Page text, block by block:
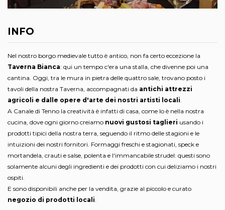
INFO
Nel nostro borgo medievale tutto è antico, non fa certo eccezione la
Taverna Bianca: qui un tempo c'era una stalla, che divenne poi una
cantina. Oggi, tra le mura in pietra delle quattro sale, trovano posto i
tavoli della nostra Taverna, accompagnati da antichi attrezzi
agricoli e dalle opere d'arte dei nostri artisti locali
A Canale di Tenno la creatività è infatti di casa, come lo è nella nostra
cucina, dove ogni giorno creiamo nuovi gustosi taglieri usando i
prodotti tipici della nostra terra, seguendo il ritmo delle stagioni e le
intuizioni dei nostri fornitori. Formaggi freschi e stagionati, speck e
mortandela, crauti e salse, polenta e l'immancabile strudel: questi sono
solamente alcuni degli ingredienti e dei prodotti con cui deliziamo i nostri
ospiti.
E sono disponibili anche per la vendita, grazie al piccolo e curato
negozio di prodotti locali